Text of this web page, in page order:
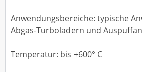
Anwendungsbereiche: typische
Abgas-Turboladern und
Temperatur: bis +600° C